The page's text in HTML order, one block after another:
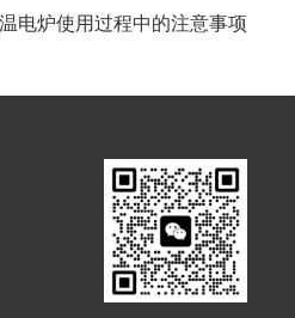
电炉使用过程中的注意事项